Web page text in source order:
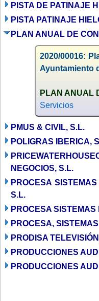
PISTA DE PATINAJE
PISTA PATINAJE
PLAN ANUAL DE
2020/00016:
Ayuntamiento
PLAN ANUAL
Servicios
PMUS & CIVIL, S.L.
POLIGRAS IBERICA,
NEGOCIOS, S.L.
PROCESA
S.L.
PROCESA
PROCESA,
PRODISA
PRODUCCIONES
PRODUCCIONES